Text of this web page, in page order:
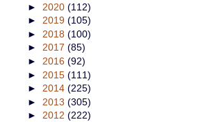
► 2020 (112)
► 2019 (105)
► 2018 (100)
► 2017 (85)
► 2016 (92)
► 2015 (111)
► 2014 (225)
► 2013 (305)
► 2012 (222)